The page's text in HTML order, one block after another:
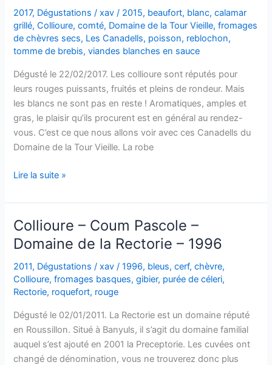
2017, Dégustations /xav/ 2015, beaufort, blanc,calamar
grillé,Collioure,comté, Domaine de la Tour Vieille,fromages
de chèvres secs, Les Canadells, poisson, reblochon,
tomme de brebis,viandes blanches en sauce
Dégusté le 22/02/2017. Les collioure sont réputés pour
leurs rouges puissants, fruités et pleins de rondeur. Mais
les blancs ne sont pas en reste ! Aromatiques, amples et
gras, le plaisir qu’ils procurent est en général au rendez-
vous. C’est ce que nous allons voir avec ces Canadells du
Domaine de la Tour Vieille. La robe
Collioure
Les
Canadells
–
Domaine
de
la
Tour
–
2015
Lire la suite »
Collioure – Coum Pascole –
Domaine de la Rectorie – 1996
2011, Dégustations /xav/1996, bleus,cerf,chèvre,
Collioure,fromages basques,gibier, purée de céleri,
Rectorie, roquefort, rouge
Dégusté le 02/01/2011. La Rectorie est un domaine réputé
en Roussillon. Situé à Banyuls, il s’agit du domaine familial
auquel s’est ajouté en 2001 la Preceptorie. Les cuvées ont
changé de dénomination, vous ne trouverez donc plus